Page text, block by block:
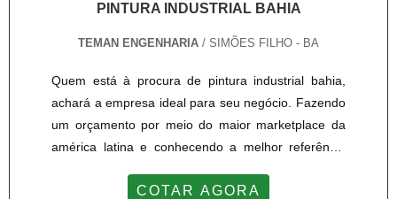
PINTURA INDUSTRIAL BAHIA
TEMAN ENGENHARIA / SIMÕES FILHO - BA
Quem está à procura de pintura industrial bahia,
achará a empresa ideal para seu negócio. Fazendo
um orçamento por meio do maior marketplace da
américa latina e conhecendo a melhor referência
Quando o tema é pintura industrial bahia, com a
COTAR AGORA